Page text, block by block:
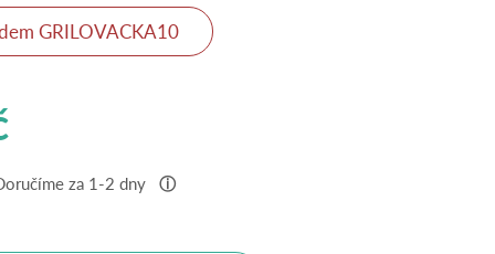
GRILOVACKA10
Aktuální
cenaza 1-2 dny ⓘ